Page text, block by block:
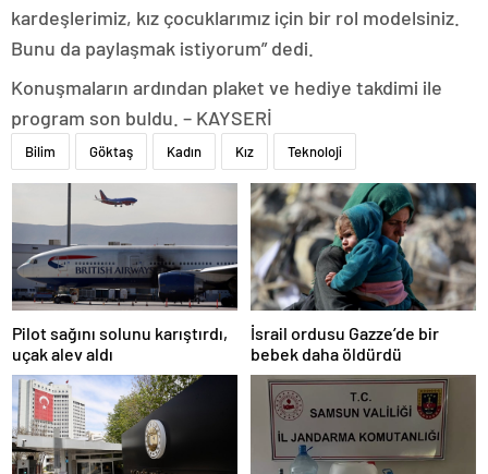
kardeşlerimiz, kız çocuklarımız için bir rol modelsiniz.
Bunu da paylaşmak istiyorum” dedi.
Konuşmaların ardından plaket ve hediye takdimi ile
program son buldu. – KAYSERİ
Bilim Göktaş Kadın Kız Teknoloji
Pilot sağını solunu karıştırdı,
uçak alev aldı
İsrail ordusu Gazze’de bir
bebek daha öldürdü